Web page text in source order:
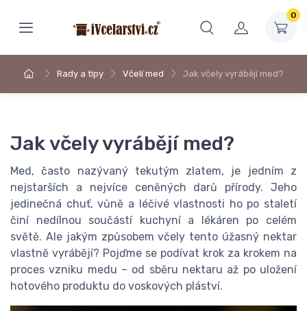
0
Rady a tipy Včelí med Jak včely vyrábějí med?
Jak včely vyrábějí med?
Med, často nazývaný tekutým zlatem, je jedním z
nejstarších a nejvíce ceněných darů přírody. Jeho
jedinečná chuť, vůně a léčivé vlastnosti ho po staletí
činí nedílnou součástí kuchyní a lékáren po celém
světě. Ale jakým způsobem včely tento úžasný nektar
vlastně vyrábějí? Pojďme se podívat krok za krokem na
proces vzniku medu – od sběru nektaru až po uložení
hotového produktu do voskových pláství.